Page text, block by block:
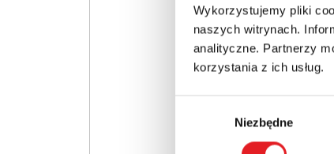
Wykorzystujemy pliki
naszych witrynach.
analityczne. Partnerzy
korzystania z ich usług.
Niezbędne